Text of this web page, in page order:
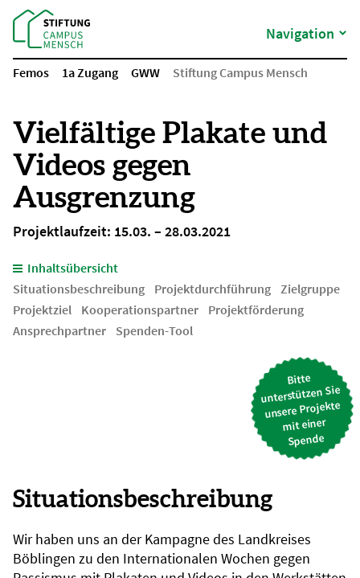
Navigation
Femos 1a Zugang GWW Stiftung Campus Mensch
Vielfältige Plakate und
Videos gegen
Ausgrenzung
Projektlaufzeit: 15.03. – 28.03.2021
Inhaltsübersicht
Situationsbeschreibung
Projektdurchführung Zielgruppe
Projektziel
Kooperationspartner
Projektförderung
Ansprechpartner
Spenden-Tool
Bitte
unterstützen Sie
unsere Projekte
mit einer
Spende
Situationsbeschreibung
Wir haben uns an der Kampagne des Landkreises
Böblingen zu den Internationalen Wochen gegen